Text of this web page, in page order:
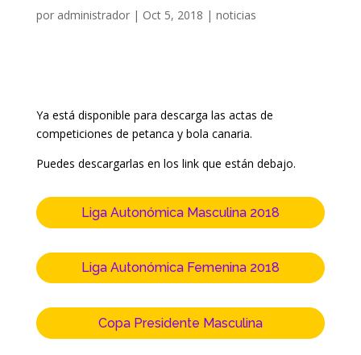
por administrador| Oct 5, 2018 | noticias
Ya está disponible para descarga las actas de
competiciones de petanca y bola canaria.
Puedes descargarlas en los link que están debajo.
Liga Autonómica Masculina 2018
Liga Autonómica Femenina 2018
Copa Presidente Masculina